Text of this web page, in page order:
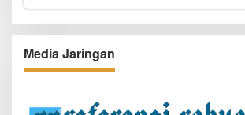
Media Jaringan